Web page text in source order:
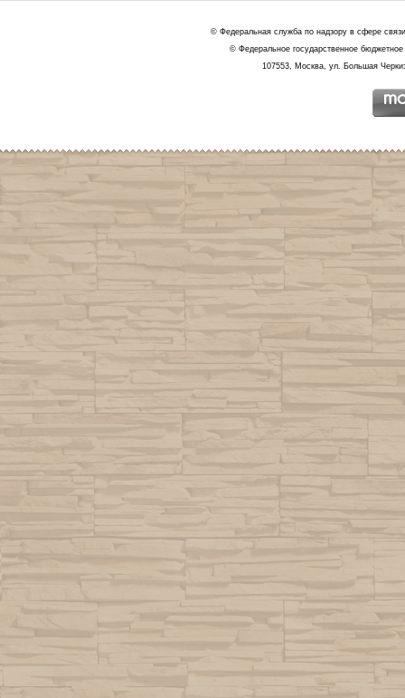
© Федеральная служба по надзору в сфере
© Федеральное государственное
107553, Москва, ул. Большая